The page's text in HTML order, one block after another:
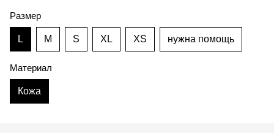
Размер
L M S XL XS нужна помощь
Материал
Кожа